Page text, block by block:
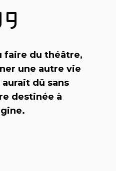
faire du théâtre,
une autre vie
dû sans
destinée à